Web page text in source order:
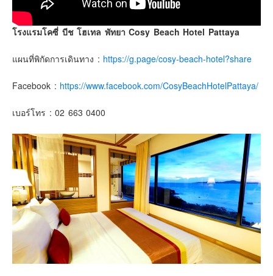
ฮังการี
เนเธอร์แลนด์
โปรตุเกส
สเปน
สโลเวเนีย
มอนเตรเนโกร
บอสเนียและเฮอร์เซโกวีน่า
ญี่ปุ่น
คันโต-โตเกียวและรอบๆ
คันไซ-โอซาก้า เกียวโต
คิวชู – ฟุกุโอกะ ซางะ เปปปุ ยุฟุอิน นางาซากิ
โรงแรมโคซี่ บีช โฮเทล พัทยา Cosy Beach Hotel Pattaya
แผนที่พิกัดการเดินทาง : https://g.page/cosy-beach-hotel?share
Facebook : https://www.facebook.com/CosyBeachHotelPattaya/
เบอร์โทร : 02 663 0400